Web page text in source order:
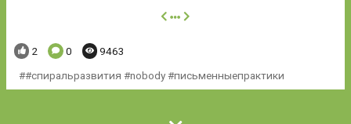
далее
Понравилось:
2 Комментариев:
0 Просмотров:
9463
#спиральразвития #nobody #письменныепрактики